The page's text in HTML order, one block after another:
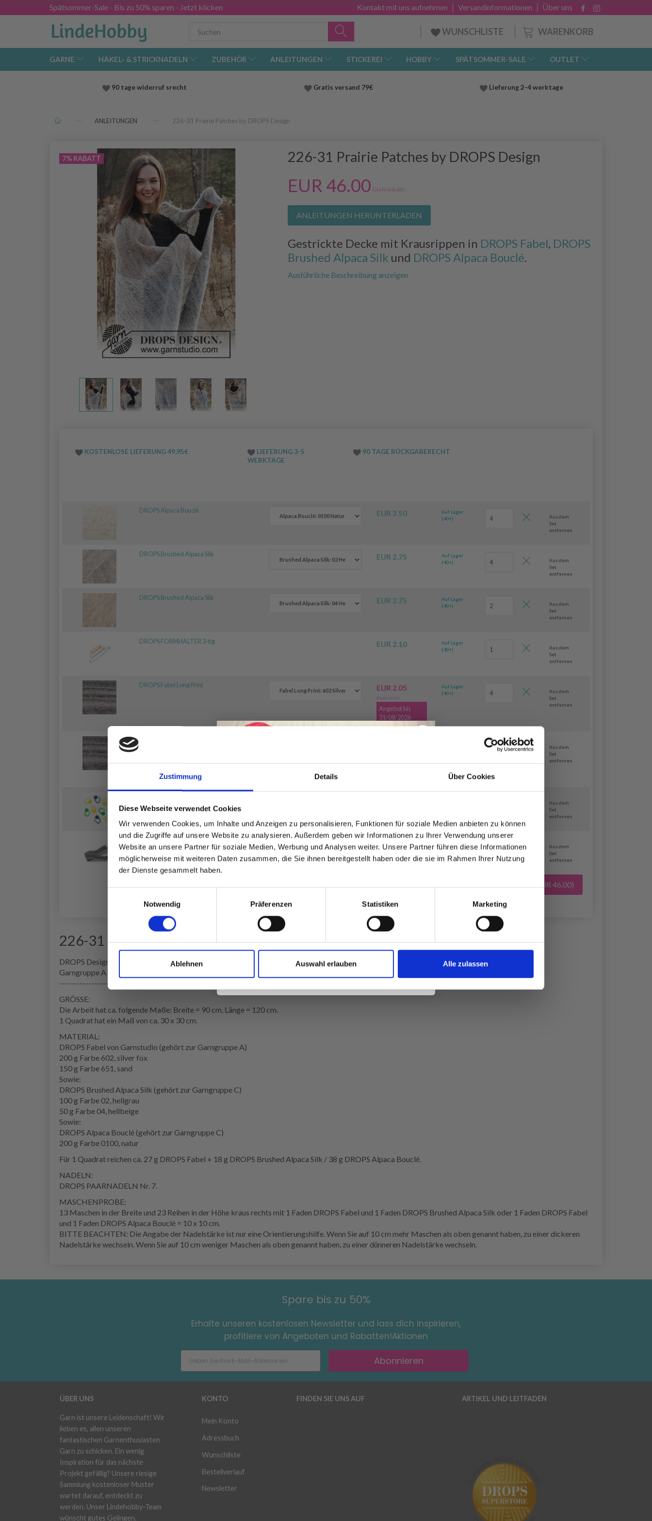
Zustimmung Details Über Cookies
Diese Webseite verwendet Cookies
Wir verwenden Cookies, um Inhalte und Anzeigen zu personalisieren, Funktionen für soziale Medien anbieten zu können
und die Zugriffe auf unsere Website zu analysieren. Außerdem geben wir Informationen zu Ihrer Verwendung unserer
Website an unsere Partner für soziale Medien, Werbung und Analysen weiter. Unsere Partner führen diese Informationen
möglicherweise mit weiteren Daten zusammen, die Sie ihnen bereitgestellt haben oder die sie im Rahmen Ihrer Nutzung
der Dienste gesammelt haben.
Notwendig
Präferenzen Statistiken Marketing
Ablehnen Auswahl erlauben Alle zulassen
Spätsommer-Sale - Bis zu 50% sparen - Jetzt klicken Über uns
Versandinformationen
Kontakt mit uns aufnehmen
WARENKORB
WUNSCHLISTE
GARNE HÄKEL- & STRICKNADELN ZUBEHÖR ANLEITUNGEN STICKEREI HOBBY SPÄTSOMMER-SALE OUTLET
90 tage widerruf srecht Gratis versand 79€ Lieferung 2-4 werktage
ANLEITUNGEN 226-31 Prairie Patches by DROPS Design
7% RABATT 226-31 Prairie Patches by DROPS Design
EUR 46.00 EUR 54.30
ANLEITUNGEN HERUNTERLADEN
Gestrickte Decke mit Krausrippen in DROPS Fabel, DROPS
Brushed Alpaca Silk und DROPS Alpaca Bouclé.
Ausführliche Beschreibung anzeigen
KOSTENLOSE LIEFERUNG 49,95€
LIEFERUNG 3-5
WERKTAGE
90 TAGE RÜCKGABERECHT
DROPS Alpaca Bouclé EUR 3.50
Auf Lager
(40+)
Aus dem
Set
entfernen
DROPS Brushed Alpaca Silk EUR 2.75
Auf Lager
(40+)
Aus dem
Set
entfernen
DROPS Brushed Alpaca Silk EUR 2.75
Auf Lager
(40+)
Aus dem
Set
entfernen
DROPS FORMHALTER 3-tlg EUR 2.10
Auf Lager
(40+)
Aus dem
Set
entfernen
DROPS Fabel Long Print EUR 2.05
EUR 2.65
Angebot bis
31/08/2026
Auf Lager
(40+)
Aus dem
Set
entfernen
Angebot bis
Aus dem
Set
entfernen
Aus dem
Set
entfernen
Maßband, Schwarz und Weiß, 150 cm EUR 1.35
Aus dem
Set
entfernen
(EUR 46.00)
226-31 Prairie Patches by DROPS Design
DROPS Design: Modell fa-479
Garngruppe A + C oder D
-------------------------------------------------------
GRÖSSE:
Die Arbeit hat ca. folgende Maße: Breite = 90 cm. Länge = 120 cm.
1 Quadrat hat ein Maß von ca. 30 x 30 cm.
MATERIAL:
DROPS Fabel von Garnstudio (gehört zur Garngruppe A)
200 g Farbe 602, silver fox
150 g Farbe 651, sand
Sowie:
DROPS Brushed Alpaca Silk (gehört zur Garngruppe C)
100 g Farbe 02, hellgrau
50 g Farbe 04, hellbeige
Sowie:
DROPS Alpaca Bouclé (gehört zur Garngruppe C)
200 g Farbe 0100, natur
Für 1 Quadrat reichen ca. 27 g DROPS Fabel + 18 g DROPS Brushed Alpaca Silk / 38 g DROPS Alpaca Bouclé.
NADELN:
DROPS PAARNADELN Nr. 7.
MASCHENPROBE:
13 Maschen in der Breite und 23 Reihen in der Höhe kraus rechts mit 1 Faden DROPS Fabel und 1 Faden DROPS Brushed Alpaca Silk oder 1 Faden DROPS Fabel
und 1 Faden DROPS Alpaca Bouclé = 10 x 10 cm.
BITTE BEACHTEN: Die Angabe der Nadelstärke ist nur eine Orientierungshilfe. Wenn Sie auf 10 cm mehr Maschen als oben genannt haben, zu einer dickeren
Nadelstärke wechseln. Wenn Sie auf 10 cm weniger Maschen als oben genannt haben, zu einer dünneren Nadelstärke wechseln.
Spare bis zu 50%
Erhalte unseren kostenlosen Newsletter und lass dich inspirieren,
profitiere von Angeboten und Rabatten!Aktionen
Abonnieren
ÜBER UNS
Garn ist unsere Leidenschaft! Wir
lieben es, allen unseren
fantastischen Garnenthusiasten
Garn zu schicken. Ein wenig
Inspiration für das nächste
Projekt gefällig? Unsere riesige
Sammlung kostenloser Muster
wartet darauf, entdeckt zu
werden. Unser Lindehobby-Team
wünscht gutes Gelingen.
KONTO
Mein Konto
Adressbuch
Wunschliste
Bestellverlauf
Newsletter
FINDEN SIE UNS AUF ARTIKEL UND LEITFADEN
Werde ein Teil unserer Garn-Community
und erhalte exklusiven Zugang zu
inspirierenden Strickmustern und
Nein, danke